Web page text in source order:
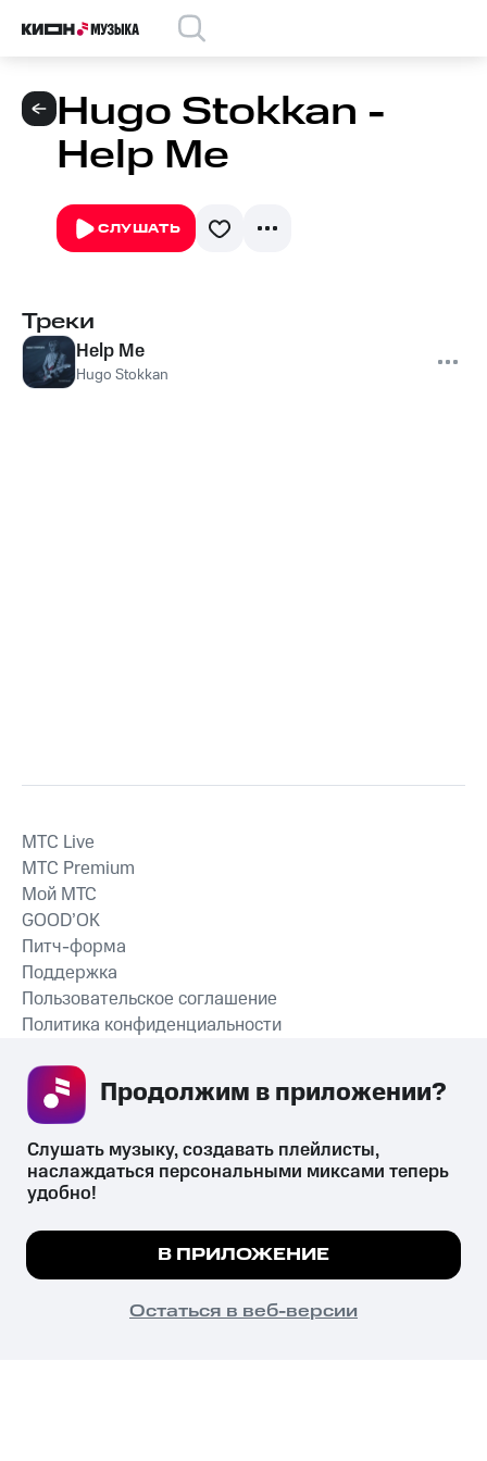
Hugo Stokkan -
Help Me
СЛУШАТЬ
Треки
Help Me
Hugo Stokkan
СКАЧАТЬ ПРИЛОЖЕНИЕ
MTС Live
MTС Premium
Мой МТС
GOOD’OK
Питч-форма
Поддержка
Пользовательское соглашение
Политика конфиденциальности
психотропных веществ, их аналогов причиняет вред здоровью,
их незаконный оборот запрещён и влечёт установленную
законодательством ответственность.
© 2026 ООО «КИОН».
Все права защищены
Мы используем куки, чтобы на сайте все
Подробнее
ПОНЯТНО
Слушать музыку, создавать плейлисты,
наслаждаться персональными миксами теперь
удобно!
В ПРИЛОЖЕНИЕ
Остаться в веб-версии